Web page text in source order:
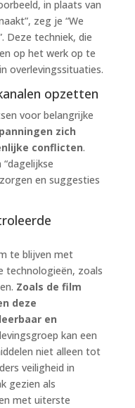
in plaats van
zeg je “We
Deze techniek, die
op het werk op te
overlevingssituaties.
opzetten
voor belangrijke
zich
conflicten.
en suggesties
te blijven met
technologieën, zoals
Zoals de film
deze
en
kan een
niet alleen tot
veiligheid in
gezien als
met uiterste